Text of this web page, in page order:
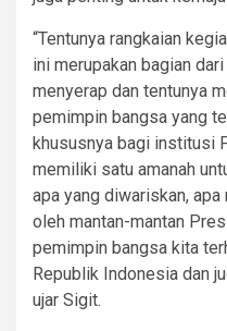
“Tentunya rangkaian
ini merupakan bagian
menyerap dan tentunya
pemimpin bangsa yang
khususnya bagi institusi
memiliki satu amanah
apa yang diwariskan,
oleh mantan-mantan
pemimpin bangsa kita
Republik Indonesia dan
ujar Sigit.